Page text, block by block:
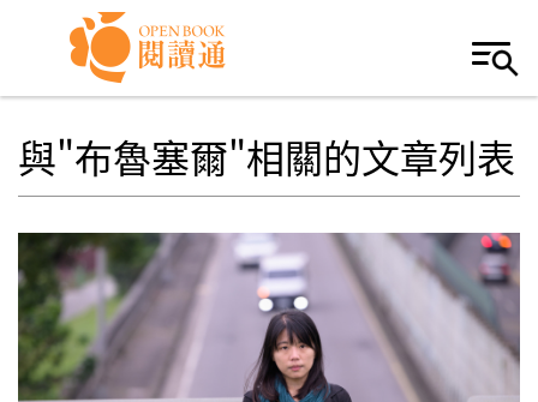
Skip to navigation
移至主內容
與"布魯塞爾"相關的文章列表